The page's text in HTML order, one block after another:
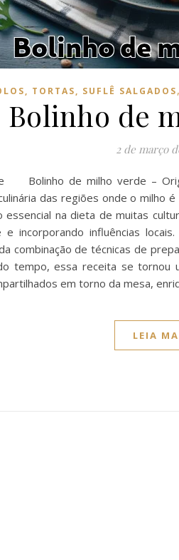
TORTAS, SUFLÊ SALGADOS,
Bolinho de
2 de março
Bolinho de milho verde –
das regiões onde o milho
essencial na dieta de muitas
e incorporando influências
combinação de técnicas de
tempo, essa receita se tornou
em torno da mesa,
LEIA